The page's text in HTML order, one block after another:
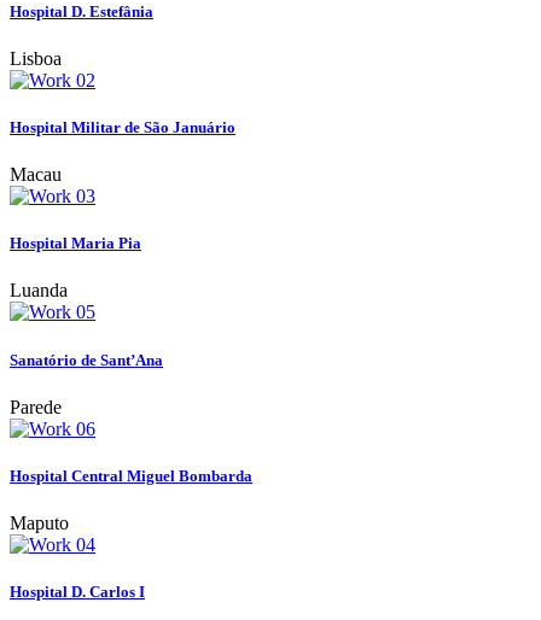
Hospital D. Estefânia
Lisboa
Hospital Militar de São Januário
Macau
Hospital Maria Pia
Luanda
Sanatório de Sant’Ana
Parede
Hospital Central Miguel Bombarda
Maputo
Hospital D. Carlos I